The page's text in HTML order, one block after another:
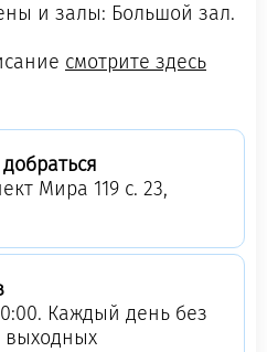
и залы: Большой зал.
смотрите здесь
Мира 119 с. 23,
Каждый день без
выходных